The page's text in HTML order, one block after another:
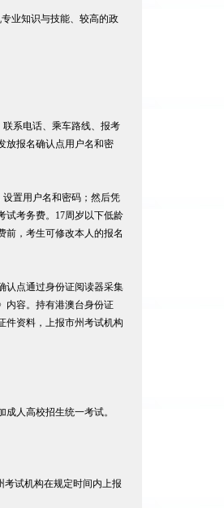
业知识与技能、较高的政
系电话、乘车路线、报考
放报名确认点用户名和密
置用户名和密码；然后凭
试考务费。17周岁以下低龄
前，考生可修改本人的报名
认点通过身份证阅读器采集
内容。持有港澳台身份证
件资料，上报市州考试机构
人高校招生统一考试。
考试机构在规定时间内上报